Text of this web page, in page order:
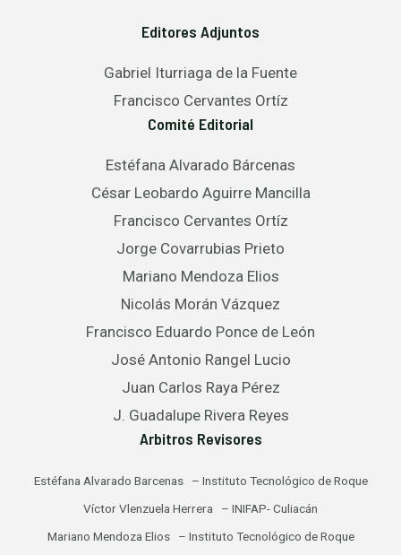
Editores Adjuntos
Gabriel Iturriaga de la Fuente
Francisco Cervantes Ortíz
Comité Editorial
Estéfana Alvarado Bárcenas
César Leobardo Aguirre Mancilla
Francisco Cervantes Ortíz
Jorge Covarrubias Prieto
Mariano Mendoza Elios
Nicolás Morán Vázquez
Francisco Eduardo Ponce de León
José Antonio Rangel Lucio
Juan Carlos Raya Pérez
J. Guadalupe Rivera Reyes
Arbitros Revisores
Estéfana Alvarado Barcenas – Instituto Tecnológico de Roque
Víctor Vlenzuela Herrera – INIFAP- Culiacán
Mariano Mendoza Elios – Instituto Tecnológico de Roque